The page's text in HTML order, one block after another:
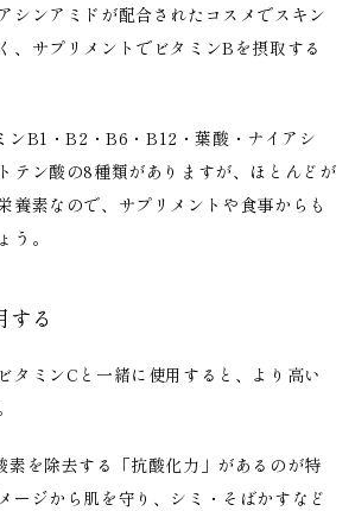
シンアミドが配合されたコスメでスキン
、サプリメントでビタミンBを摂取する
ンB1・B2・B6・B12・葉酸・ナイアシ
テン酸の8種類がありますが、ほとんどが
養素なので、サプリメントや食事からも
う。
る
タミンCと一緒に使用すると、より高い
素を除去する「抗酸化力」があるのが特
ージから肌を守り、シミ・そばかすなど